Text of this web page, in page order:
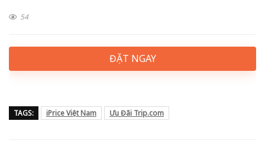
54
ĐẶT NGAY
TAGS: iPrice Việt Nam Ưu Đãi Trip.com